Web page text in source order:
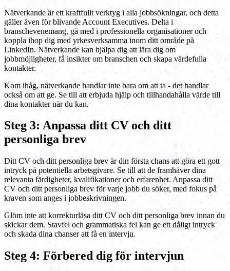
Nätverkande är ett kraftfullt verktyg i alla jobbsökningar, och detta
gäller även för blivande Account Executives. Delta i
branschevenemang, gå med i professionella organisationer och
koppla ihop dig med yrkesverksamma inom ditt område på
LinkedIn. Nätverkande kan hjälpa dig att lära dig om
jobbmöjligheter, få insikter om branschen och skapa värdefulla
kontakter.
Kom ihåg, nätverkande handlar inte bara om att ta - det handlar
också om att ge. Se till att erbjuda hjälp och tillhandahålla värde till
dina kontakter när du kan.
Steg 3: Anpassa ditt CV och ditt
personliga brev
Ditt CV och ditt personliga brev är din första chans att göra ett gott
intryck på potentiella arbetsgivare. Se till att de framhäver dina
relevanta färdigheter, kvalifikationer och erfarenhet. Anpassa ditt
CV och ditt personliga brev för varje jobb du söker, med fokus på
kraven som anges i jobbeskrivningen.
Glöm inte att korrekturläsa ditt CV och ditt personliga brev innan du
skickar dem. Stavfel och grammatiska fel kan ge ett dåligt intryck
och skada dina chanser att få en intervju.
Steg 4: Förbered dig för intervjun